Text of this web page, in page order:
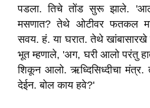
पडला. तिचे तोंड सुरू झाले.
मसणात? तेथे ओटीवर फतकल
सवय. हं. या घरात. तेथे खांबासारखे
भूत म्हणाले, 'अग, घरी आलो परंतु
शिकून आलो. ऋध्दिसिध्दीचा
देईन. बोल काय हवे?'